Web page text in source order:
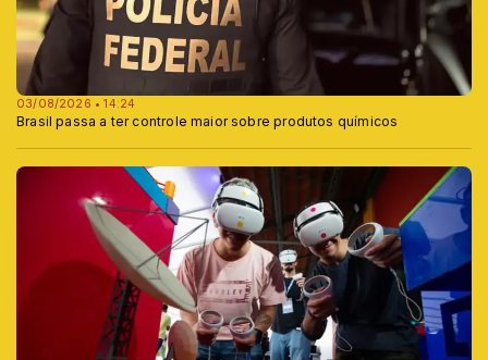
03/08/2026 • 14:24
Brasil passa a ter controle maior sobre produtos químicos